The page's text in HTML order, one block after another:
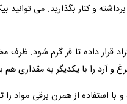
و کنار بگذارید. می‌
درجه سانتیگراد قرار داده تا فر
و آرد را با یکدیگر به مقداری
و با استفاده از همزن برقی مواد